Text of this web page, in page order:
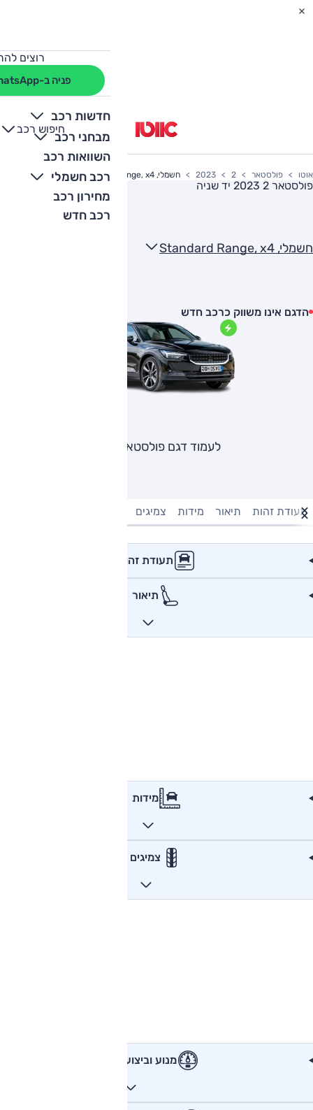
רוצים
פניה ב-WhatsApp
חדשות רכב
מבחני רכב
השוואות רכב
רכב חשמלי
מחירון רכב
רכב חדש
חיפוש רכב
+
-
אוטו פולסטאר 2
2023 חשמלי, Standard Range, x4
פולסטאר 2 2023 יד שניה
חשמלי, Standard Range, x4
הדגם אינו משווק כרכב חדש
לעמוד דגם פולסטאר 2
תעודת זהות תיאור מידות צמיגים
תעודת זהות
תיאור
מידות
צמיגים
מנוע וביצועים